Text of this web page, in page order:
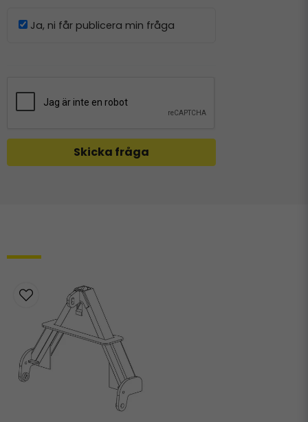
Ja, ni får publicera min fråga
Skicka fråga